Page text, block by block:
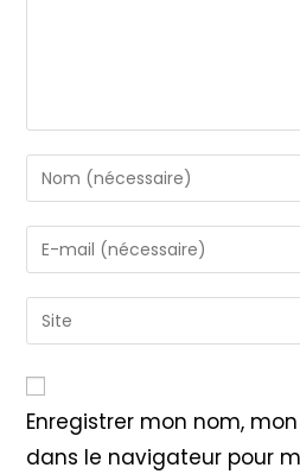
Enter
your
name
or
to
comment
Enter
your
email
address
Saisir
l’URL
votre
site
(facultatif)
Enregistrer mon nom,
dans le navigateur pour